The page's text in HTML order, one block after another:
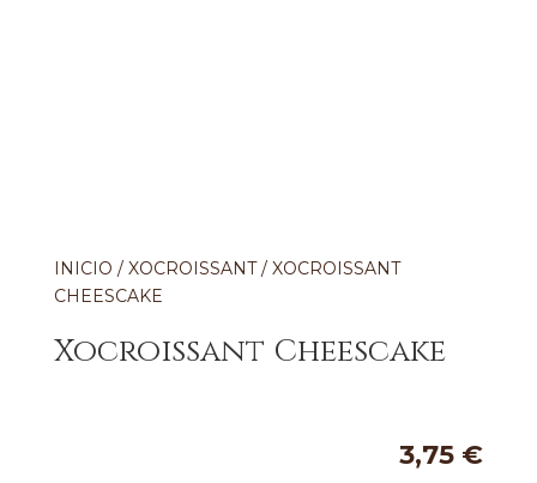
INICIO / XOCROISSANT/ XOCROISSANT
CHEESCAKE
Xocroissant Cheescake
3,75 €